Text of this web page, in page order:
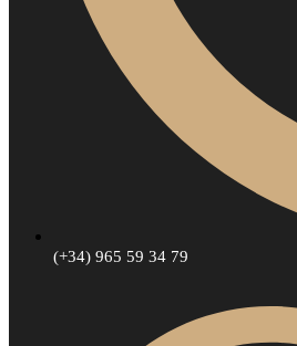
(+34) 965 59 34 79